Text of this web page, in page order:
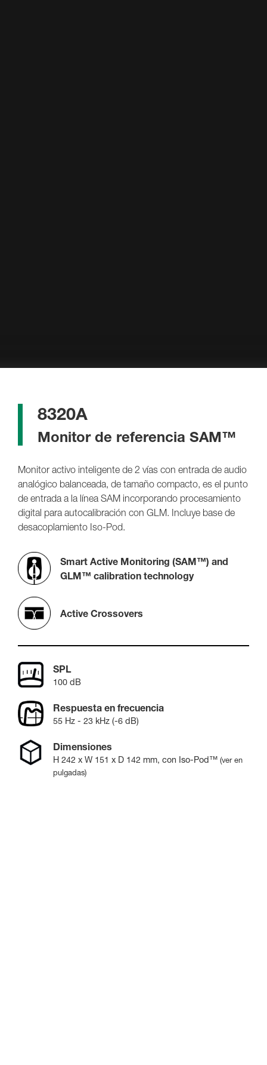
8320A
Monitor de referencia SAM™
Monitor activo inteligente de 2 vías con entrada de audio
analógico balanceada, de tamaño compacto, es el punto
de entrada a la línea SAM incorporando procesamiento
digital para autocalibración con GLM. Incluye base de
desacoplamiento Iso-Pod.
Smart Active Monitoring (SAM™) and
GLM™ calibration technology
Active Crossovers
SPL
100 dB
Respuesta en frecuencia
55 Hz - 23 kHz (-6 dB)
Dimensiones
H 242 x W 151 x D 142 mm, con Iso-Pod™ (ver en
pulgadas)